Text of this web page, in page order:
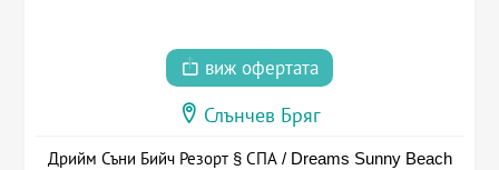
виж офертата
Слънчев Бряг
Дрийм Съни Бийч Резорт § СПА / Dreams Sunny Beach